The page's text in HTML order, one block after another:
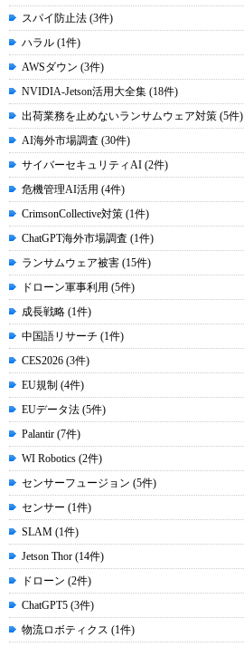
スパイ防止法 (3件)
ハラル (1件)
AWSダウン (3件)
NVIDIA-Jetson活用大全集 (18件)
出荷業務を止めないランサムウェア対策 (5件)
AI海外市場調査 (30件)
サイバーセキュリティAI (2件)
危機管理AI活用 (4件)
CrimsonCollective対策 (1件)
ChatGPT海外市場調査 (1件)
ランサムウェア被害 (15件)
ドローン軍事利用 (5件)
成長戦略 (1件)
中国語リサーチ (1件)
CES2026 (3件)
EU規制 (4件)
EUデータ法 (5件)
Palantir (7件)
WI Robotics (2件)
センサーフュージョン (5件)
センサー (1件)
SLAM (1件)
Jetson Thor (14件)
ドローン (2件)
ChatGPT5 (3件)
物流ロボティクス (1件)